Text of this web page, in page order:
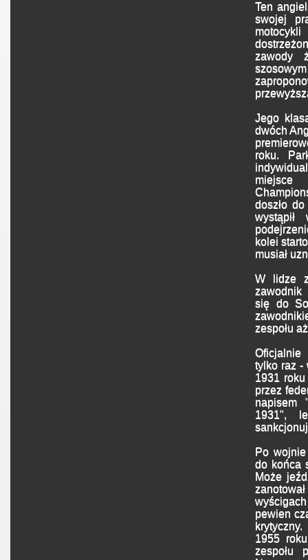
Ten
swojej
zawody
Jego
dwóch
roku.
doszło
kolei
musiał
W lidze
zawodnik
się do
zespołu
tylko raz -
1931
przez
napisem
1931",
Po wojnie
do końca
Może
pewien
1955
zespołu